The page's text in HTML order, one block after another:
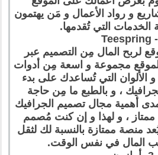
و رواد الأعمال و مَن يهتمون
الخدمات التي تُقدمها.
لربح المال مِن التصميم عبر
الموقع مجموعة و اسعة مِن أدوات
الألوان التي تُساعدك على بدء
، و بالطبع ما مِن حاجة
أهمية مجال تصميم الجرافيك
ممتاز ، و لهذا و إن كنت مُصمم
منصة ممتازة بالنسبة لك لثقل
المال في نفس الوقت.